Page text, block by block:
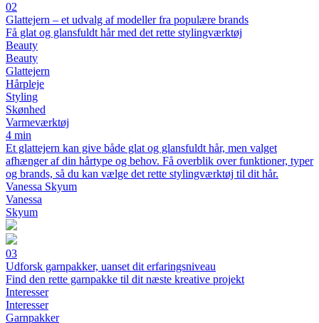
02
Glattejern – et udvalg af modeller fra populære brands
Få glat og glansfuldt hår med det rette stylingværktøj
Beauty
Beauty
Glattejern
Hårpleje
Styling
Skønhed
Varmeværktøj
4 min
Et glattejern kan give både glat og glansfuldt hår, men valget
afhænger af din hårtype og behov. Få overblik over funktioner, typer
og brands, så du kan vælge det rette stylingværktøj til dit hår.
Vanessa Skyum
Vanessa
Skyum
03
Udforsk garnpakker, uanset dit erfaringsniveau
Find den rette garnpakke til dit næste kreative projekt
Interesser
Interesser
Garnpakker